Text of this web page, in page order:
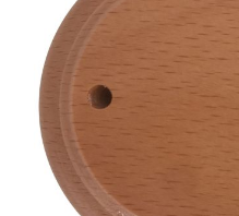
verlanglijst